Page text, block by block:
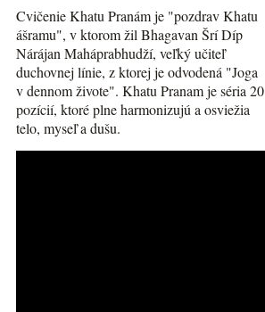
Cvičenie Khatu Pranám je "pozdrav Khatu
ášramu", v ktorom žil Bhagavan Šrí Díp
Nárájan Maháprabhudží, veľký učiteľ
duchovnej línie, z ktorej je odvodená "Joga
v dennom živote". Khatu Pranam je séria 20
pozícií, ktoré plne harmonizujú a osviežia
telo, myseľ a dušu.